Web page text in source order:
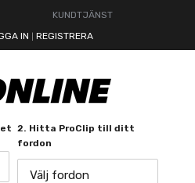
KUNDTJÄNST
IN REGISTRERA
2. Hitta ProClip till ditt
fordon
Välj fordon